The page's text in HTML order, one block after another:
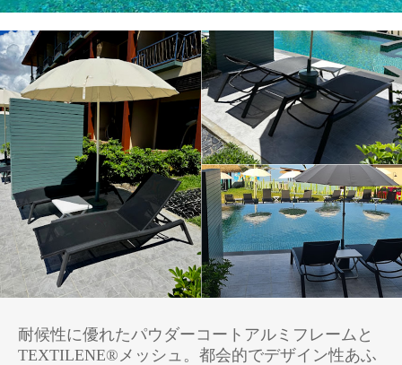
耐候性に優れたパウダーコートアルミフレームと
TEXTILENE®メッシュ。都会的でデザイン性あふ